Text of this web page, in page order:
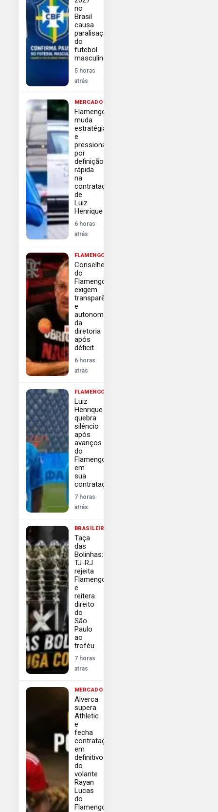
no
Brasil
causa
paralisação
do
futebol
masculino
5 horas
atrás
MERCADO
Flamengo
muda
estratégia
e
pressiona
por
definição
rápida
na
contratação
de
Luiz
Henrique
6 horas
atrás
FLAMENGO
Conselheiros
do
Flamengo
exigem
transparência
e
autonomia
da
diretoria
após
déficit
6 horas
atrás
FLAMENGO
Luiz
Henrique
quebra
silêncio
após
avanços
do
Flamengo
em
sua
contratação
7 horas
atrás
BRASILEIRÃO
Taça
das
Bolinhas:
TJ-RJ
rejeita
Flamengo
e
reitera
direito
do
São
Paulo
ao
troféu
7 horas
atrás
MERCADO
Alverca
supera
Athletic
e
fecha
contratação
em
definitivo
do
volante
Rayan
Lucas
do
Flamengo